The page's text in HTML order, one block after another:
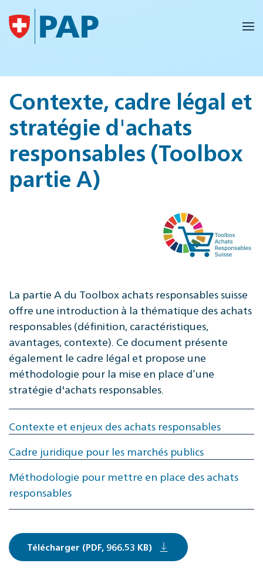
Accéder au contenu principal
Contexte, cadre légal et
stratégie d'achats
responsables (Toolbox
partie A)
La partie A du Toolbox achats responsables suisse
offre une introduction à la thématique des achats
responsables (définition, caractéristiques,
avantages, contexte). Ce document présente
également le cadre légal et propose une
méthodologie pour la mise en place d’une
stratégie d'achats responsables.
Contexte et enjeux des achats responsables
Cadre juridique pour les marchés publics
Méthodologie pour mettre en place des achats
responsables
Télécharger (PDF, 966.53 KB)